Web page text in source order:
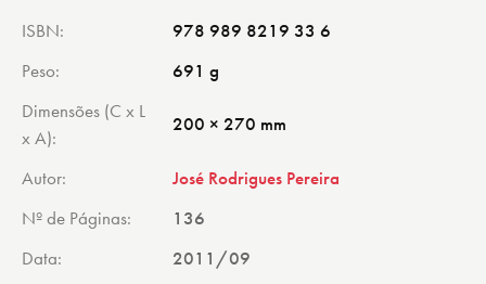
ISBN
978 989 8219 33 6
Peso
691 g
Dimensões (C x L
x A)
200 × 270 mm
Autor
José Rodrigues Pereira
Nº de Páginas
136
Data
2011/09